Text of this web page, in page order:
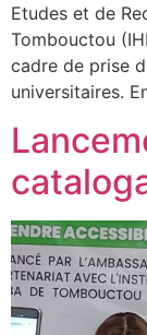
Etudes et de
Tombouctou
cadre de prise
universitaires.